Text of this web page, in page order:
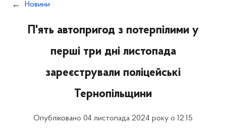
Новини
П'ять автопригод з потерпілими у
перші три дні листопада
зареєстрували поліцейські
Тернопільщини
Опубліковано 04 листопада 2024 року о 12:15